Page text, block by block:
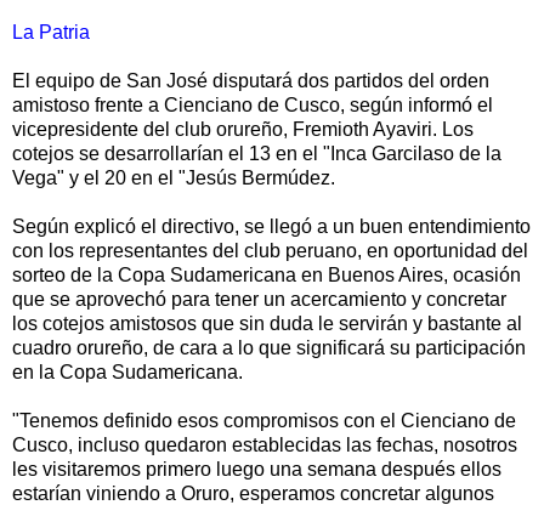
La Patria
El equipo de San José disputará dos partidos del orden
amistoso frente a Cienciano de Cusco, según informó el
vicepresidente del club orureño, Fremioth Ayaviri. Los
cotejos se desarrollarían el 13 en el "Inca Garcilaso de la
Vega" y el 20 en el "Jesús Bermúdez.
Según explicó el directivo, se llegó a un buen entendimiento
con los representantes del club peruano, en oportunidad del
sorteo de la Copa Sudamericana en Buenos Aires, ocasión
que se aprovechó para tener un acercamiento y concretar
los cotejos amistosos que sin duda le servirán y bastante al
cuadro orureño, de cara a lo que significará su participación
en la Copa Sudamericana.
"Tenemos definido esos compromisos con el Cienciano de
Cusco, incluso quedaron establecidas las fechas, nosotros
les visitaremos primero luego una semana después ellos
estarían viniendo a Oruro, esperamos concretar algunos